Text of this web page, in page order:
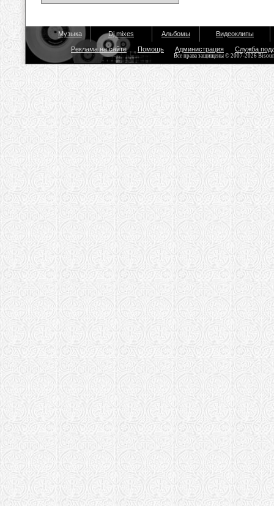
Музыка Dj mixes Альбомы Видеоклипы
Реклама на сайте Помощь Администрация Служба
Все права защищены © 2007-2026